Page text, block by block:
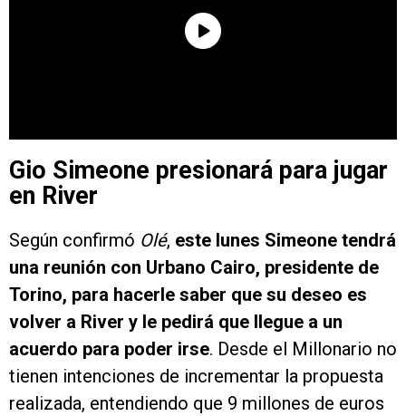
Gio Simeone presionará para jugar
en River
Según confirmó Olé, este lunes Simeone tendrá
una reunión con Urbano Cairo, presidente de
Torino, para hacerle saber que su deseo es
volver a River y le pedirá que llegue a un
acuerdo para poder irse. Desde el Millonario no
tienen intenciones de incrementar la propuesta
realizada, entendiendo que 9 millones de euros